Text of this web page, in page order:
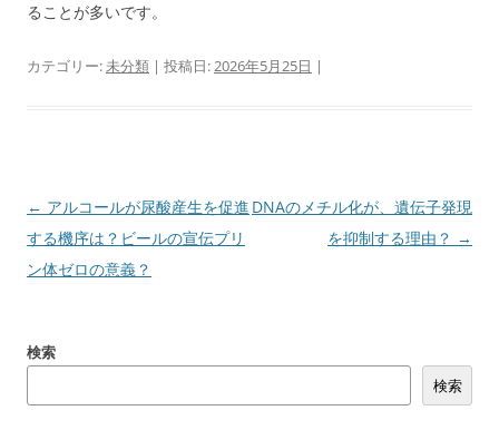
ることが多いです。
カテゴリー:未分類 | 投稿日:2026年5月25日 |
投
稿
ナ
ー
← アルコールが尿酸産生を促進
する機序は？ビールの宣伝プリ
ン体ゼロの意義？
DNAのメチル化が、遺伝子発現
を抑制する理由？ →
検索
検索